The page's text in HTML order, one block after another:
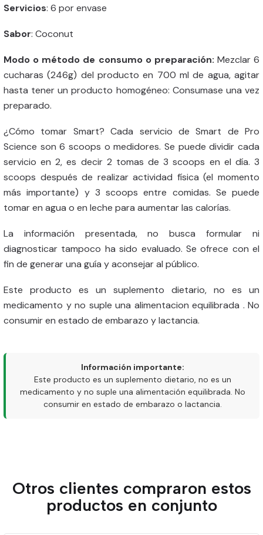
Servicios: 6 por envase
Sabor: Coconut
Modo o método de consumo o preparación: Mezclar 6
cucharas (246g) del producto en 700 ml de agua, agitar
hasta tener un producto homogéneo: Consumase una vez
preparado.
¿Cómo tomar Smart? Cada servicio de Smart de Pro
Science son 6 scoops o medidores. Se puede dividir cada
servicio en 2, es decir 2 tomas de 3 scoops en el día. 3
scoops después de realizar actividad física (el momento
más importante) y 3 scoops entre comidas. Se puede
tomar en agua o en leche para aumentar las calorías.
La información presentada, no busca formular ni
diagnosticar tampoco ha sido evaluado. Se ofrece con el
fin de generar una guía y aconsejar al público.
Este producto es un suplemento dietario, no es un
medicamento y no suple una alimentacion equilibrada . No
consumir en estado de embarazo y lactancia.
Información importante:
Este producto es un suplemento dietario, no es un
medicamento y no suple una alimentación equilibrada. No
consumir en estado de embarazo o lactancia.
Otros clientes compraron estos
productos en conjunto